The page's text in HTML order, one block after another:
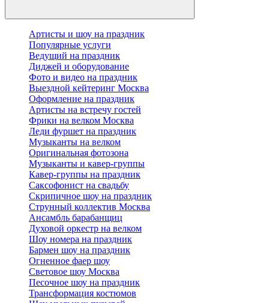
Артисты и шоу на праздник
Популярные услуги
Ведущий на праздник
Диджей и оборудование
Фото и видео на праздник
Выездной кейтеринг Москва
Оформление на праздник
Артисты на встречу гостей
Фрики на велком Москва
Леди фуршет на праздник
Музыканты на велком
Оригинальная фотозона
Музыканты и кавер-группы
Кавер-группы на праздник
Саксофонист на свадьбу
Скрипичное шоу на праздник
Струнный коллектив Москва
Ансамбль барабанщиц
Духовой оркестр на велком
Шоу номера на праздник
Бармен шоу на праздник
Огненное фаер шоу
Световое шоу Москва
Песочное шоу на праздник
Трансформация костюмов